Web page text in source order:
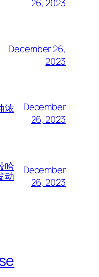
26, 2023
December 26,
2023
浓
December
26, 2023
哈
动
December
26, 2023